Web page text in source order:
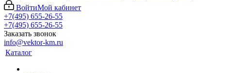
ВойтиМой кабинет
+7(495) 655-26-55
+7(495) 655-26-55
Заказать звонок
info@vektor-km.ru
Каталог